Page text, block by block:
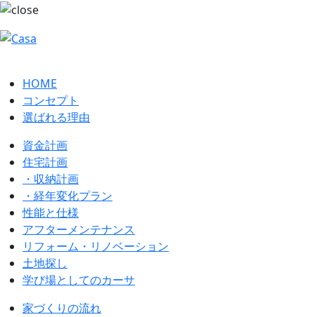
HOME
コンセプト
選ばれる理由
資金計画
住宅計画
・収納計画
・経年変化プラン
性能と仕様
アフターメンテナンス
リフォーム・リノベーション
土地探し
学び場としてのカーサ
家づくりの流れ